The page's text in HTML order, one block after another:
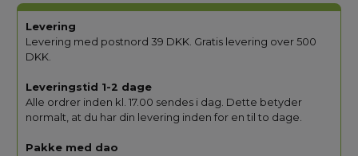
Levering
Levering med postnord 39 DKK. Gratis levering over 500
DKK.
Leveringstid 1-2 dage
Alle ordrer inden kl. 17.00 sendes i dag. Dette betyder
normalt, at du har din levering inden for en til to dage.
Pakke med dao